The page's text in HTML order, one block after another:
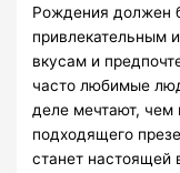
Рождения должен
привлекательным
вкусам и
часто любимые
деле мечтают, чем
подходящего
станет настоящей